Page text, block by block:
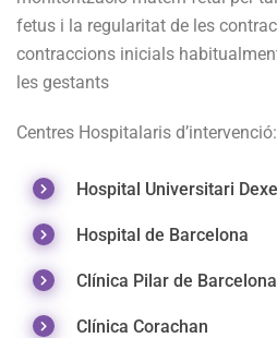
fetus i la regularitat de les
contraccions inicials
les gestants
Centres Hospitalaris d’intervenció:
Hospital Universitari
Hospital de Barcelona
Clínica Pilar de Barcelona
Clínica Corachan